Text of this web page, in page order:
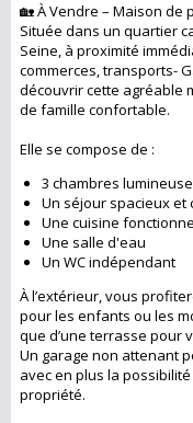
🏡 À Vendre – Maison de
Située dans un quartier
Seine, à proximité
commerces, transports-
découvrir cette agréable
de famille confortable.
Elle se compose de :
3 chambres
Un séjour spacieux et
Une cuisine
Une salle d'eau
Un WC indépendant
À l’extérieur, vous
pour les enfants ou les
que d’une terrasse pour
Un garage non attenant
avec en plus la
propriété.